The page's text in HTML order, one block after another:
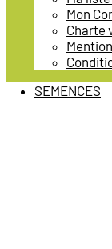
Mon
Charte
SEMENCES